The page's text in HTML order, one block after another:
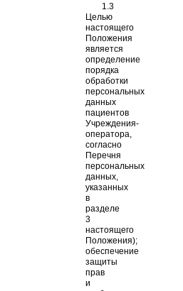
1.3
Целью
настоящего
Положения
является
определение
порядка
обработки
персональных
данных
пациентов
Учреждения-
оператора,
согласно
Перечня
персональных
данных,
указанных
в
разделе
3
настоящего
Положения);
обеспечение
защиты
прав
и